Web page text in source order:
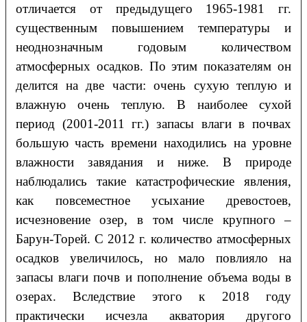
отличается от предыдущего 1965-1981 гг.
существенным повышением температуры и
неоднозначным годовым количеством
атмосферных осадков. По этим показателям он
делится на две части: очень сухую теплую и
влажную очень теплую. В наиболее сухой
период (2001-2011 гг.) запасы влаги в почвах
большую часть времени находились на уровне
влажности завядания и ниже. В природе
наблюдались такие катастрофические явления,
как повсеместное усыхание древостоев,
исчезновение озер, в том числе крупного –
Барун-Торей. С 2012 г. количество атмосферных
осадков увеличилось, но мало повлияло на
запасы влаги почв и пополнение объема воды в
озерах. Вследствие этого к 2018 году
практически исчезла акватория другого